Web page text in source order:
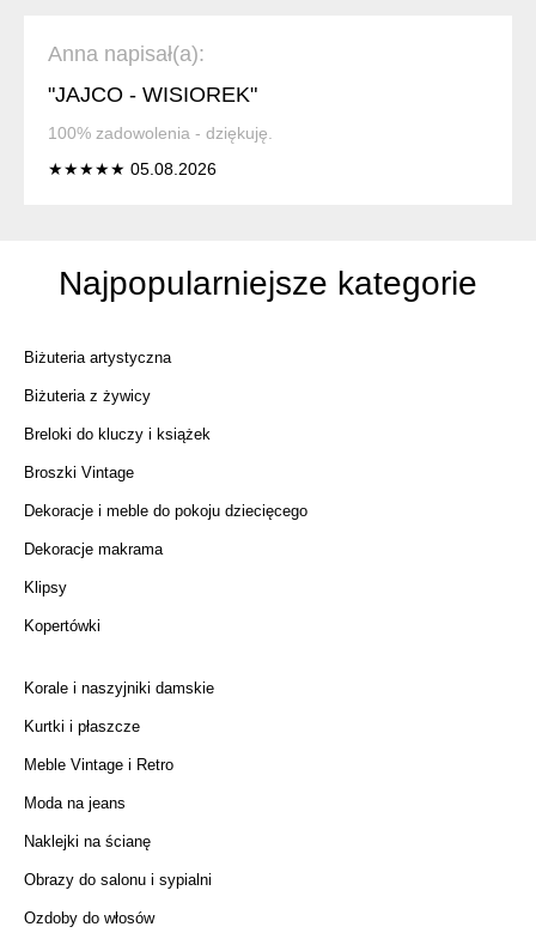
Anna napisał(a):
"JAJCO - WISIOREK"
100% zadowolenia - dziękuję.
★★★★★ 05.08.2026
Najpopularniejsze kategorie
Biżuteria artystyczna
Biżuteria z żywicy
Breloki do kluczy i książek
Broszki Vintage
Dekoracje i meble do pokoju dziecięcego
Dekoracje makrama
Klipsy
Kopertówki
Korale i naszyjniki damskie
Kurtki i płaszcze
Meble Vintage i Retro
Moda na jeans
Naklejki na ścianę
Obrazy do salonu i sypialni
Ozdoby do włosów